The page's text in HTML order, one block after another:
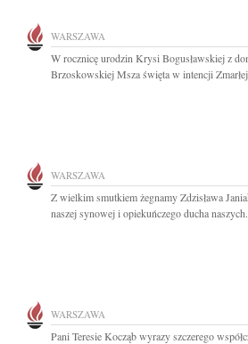
WARSZAWA
W rocznicę urodzin Krysi Bogusławskiej z
Brzoskowskiej Msza święta w intencji
WARSZAWA
Z wielkim smutkiem żegnamy Zdzisława
naszej synowej i opiekuńczego ducha
WARSZAWA
Pani Teresie Kocząb wyrazy szczerego